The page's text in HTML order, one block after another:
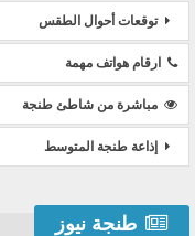
توقعات أحوال الطقس
ارقام هواتف مهمة
مباشرة من شاطئ طنجة
إذاعة طنجة المتوسط
طنجة نيوز